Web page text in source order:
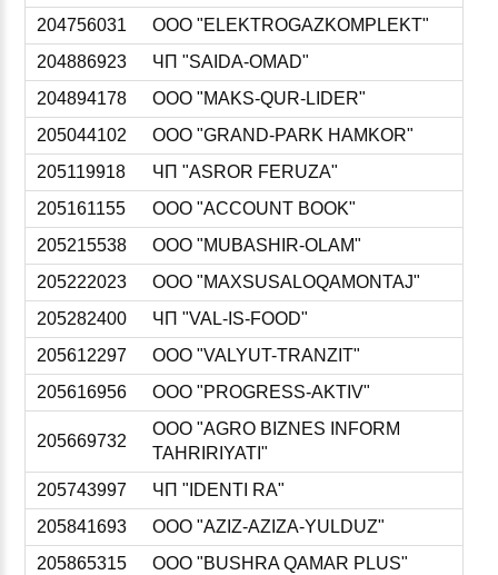
204756031
ООО "ELEKTROGAZKOMPLEKT"
204886923
ЧП "SAIDA-OMAD"
204894178
ООО "MAKS-QUR-LIDER"
205044102
ООО "GRAND-PARK HAMKOR"
205119918
ЧП "ASROR FERUZA"
205161155
ООО "ACCOUNT BOOK"
205215538
ООО "MUBASHIR-OLAM"
205222023
ООО "MAXSUSALOQAMONTAJ"
205282400
ЧП "VAL-IS-FOOD"
205612297
ООО "VALYUT-TRANZIT"
205616956
ООО "PROGRESS-AKTIV"
205669732
ООО "AGRO BIZNES INFORM
TAHRIRIYATI"
205743997
ЧП "IDENTI RA"
205841693
ООО "AZIZ-AZIZA-YULDUZ"
205865315
ООО "BUSHRA QAMAR PLUS"